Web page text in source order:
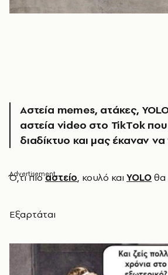
Αστεία memes, ατάκες,
αστεία video στο TikTok
διαδίκτυο και μας έκαναν
Ό,τι πιοαστείο, κουλό και YOLOθα
Εξαρτάται